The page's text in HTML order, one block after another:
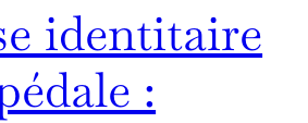
identitaire
: